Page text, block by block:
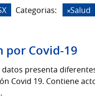
Categorias: Salud
por Covid-19
presenta
Covid 19. Contiene